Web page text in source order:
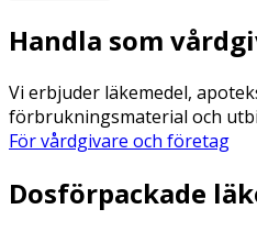
Handla som
Vi erbjuder läkemedel,
förbrukningsmaterial och
För vårdgivare och företag
Dosförpackade